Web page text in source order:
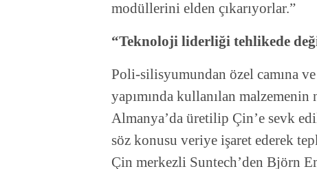
modüllerini elden çıkarıyorlar.”
“Teknoloji liderliği tehlikede
Poli-silisyumundan özel camına
yapımında kullanılan malzemenin
Almanya’da üretilip Çin’e sevk
söz konusu veriye işaret ederek
Çin merkezli Suntech’den Björn